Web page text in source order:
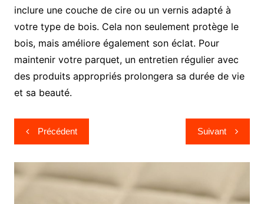
inclure une couche de cire ou un vernis adapté à
votre type de bois. Cela non seulement protège le
bois, mais améliore également son éclat. Pour
maintenir votre parquet, un entretien régulier avec
des produits appropriés prolongera sa durée de vie
et sa beauté.
Navigation
de
l’article
Précédent Suivant